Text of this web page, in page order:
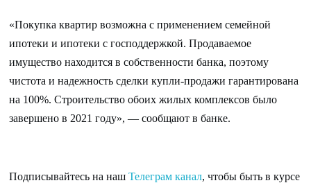
«Покупка квартир возможна с применением семейной
ипотеки и ипотеки с господдержкой. Продаваемое
имущество находится в собственности банка, поэтому
чистота и надежность сделки купли-продажи гарантирована
на 100%. Строительство обоих жилых комплексов было
завершено в 2021 году», — сообщают в банке.
Подписывайтесь на наш Телеграм канал, чтобы быть в курсе